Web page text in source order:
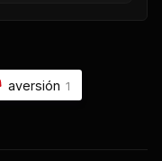
aversión 1